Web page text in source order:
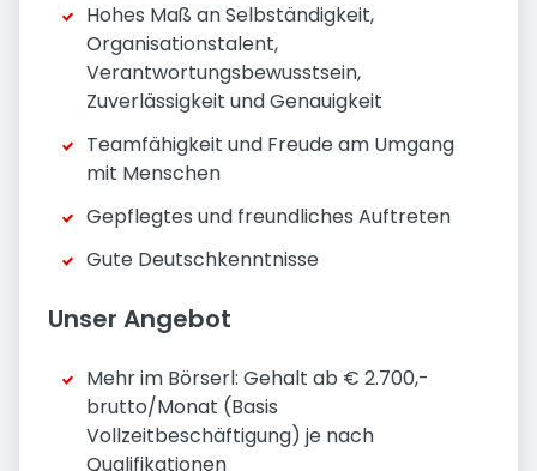
Hohes Maß an Selbständigkeit,
Organisationstalent,
Verantwortungsbewusstsein,
Zuverlässigkeit und Genauigkeit
Teamfähigkeit und Freude am Umgang
mit Menschen
Gepflegtes und freundliches Auftreten
Gute Deutschkenntnisse
Unser Angebot
Mehr im Börserl: Gehalt ab € 2.700,-
brutto/Monat (Basis
Vollzeitbeschäftigung) je nach
Qualifikationen